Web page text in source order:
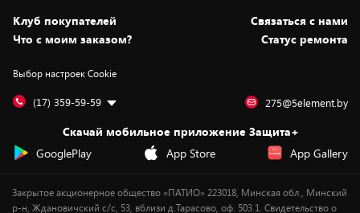
Статьи и обзоры
Вакансии
Дай пять добру!
Безналичный расчёт
Обмен и возврат товара
Обработка персональных данных
Подарочные карты
Установка техники
Для игровых консолей
Для мобильных устройств
Для компьютеров
Сервисные центры
Скидки и промокоды
Белорусские товары
Бонусы
Оплата частями
Новинки
Клуб покупателей
Cвязаться с нами
Что с моим заказом?
Статус ремонта
Выбор настроек Cookie
(17) 359-59-59 275@5element.by
Скачай мобильное приложение Защита+
GooglePlay
App Store App Gallery
Закрытое акционерное общество «ПАТИО» 223018, Минская обл., Минский
р-н, Ждановичский с/с, 53, вблизи д.Тарасово, оф. 503.1. Свидетельство о